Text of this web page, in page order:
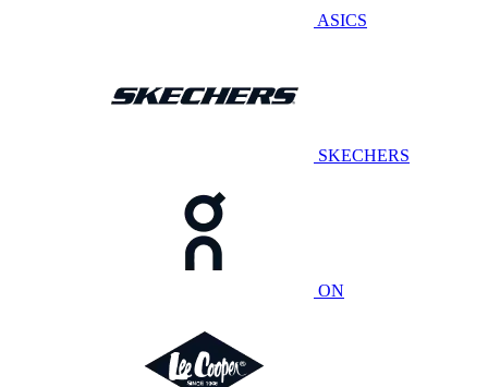
ASICS
SKECHERS
ON